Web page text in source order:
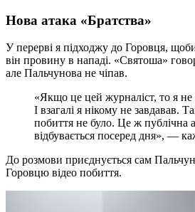
Нова атака «Братства»
У перерві я підходжу до Горовця,
він провину в нападі. «Святоша»
але Пальчунова не чіпав.
«Якщо це цей журналіст, то я не
І взагалі я нікому не завдавав.
побиття не було. Це ж публічна
відбувається посеред дня», —
До розмови приєднується сам
Горовцю відео побиття.